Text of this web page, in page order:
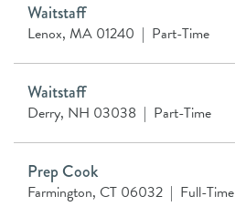
Waitstaff
Lenox, MA 01240 | Part-Time
Waitstaff
Derry, NH 03038 | Part-Time
Prep Cook
Farmington, CT 06032 | Full-Time